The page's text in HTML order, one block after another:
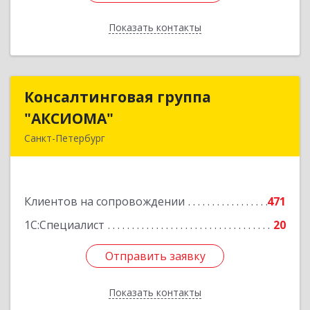
Показать контакты
Назад
Консалтинговая группа
"АКСИОМА"
Санкт-Петербург
Клиентов на сопровождении
471
1С:Специалист
20
Отправить заявку
Показать контакты
Консалтинговая группа
Подробнее
Отправить заявку
Назад